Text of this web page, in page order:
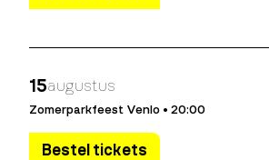
15augustus
Zomerparkfeest Venlo • 20:00
Bestel tickets